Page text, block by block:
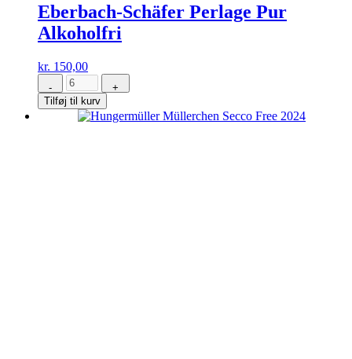
Eberbach-Schäfer Perlage Pur
Alkoholfri
kr. 150,00
-
Eberbach-
Schäfer
+
Tilføj til kurv